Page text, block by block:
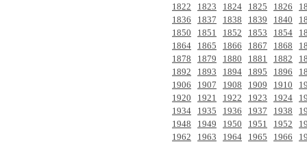
1822
1823 1824 1825 1826
1836
1837 1838 1839 1840
1850
1851 1852 1853 1854
1864
1865 1866 1867 1868
1878
1879 1880 1881 1882
1892
1893 1894 1895 1896
1906
1907 1908 1909 1910
1920
1921 1922 1923 1924
1934
1935 1936 1937 1938
1948
1949 1950 1951 1952
1962
1963 1964 1965 1966